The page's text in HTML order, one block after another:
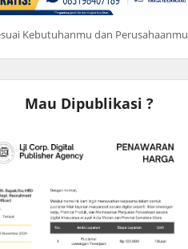
Kebutuhanmu dan Perusahaanmu
Mau Dipublikasi ?